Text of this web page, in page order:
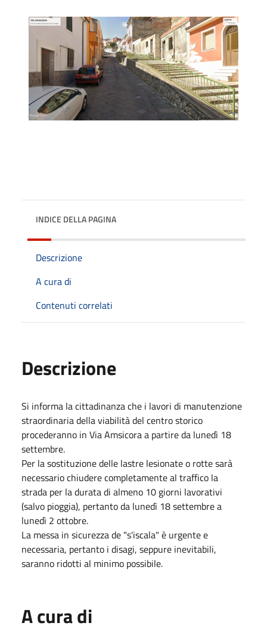
INDICE DELLA PAGINA
Descrizione
A cura di
Contenuti correlati
Descrizione
Si informa la cittadinanza che i lavori di manutenzione
straordinaria della viabilità del centro storico
procederanno in Via Amsicora a partire da lunedì 18
settembre.
Per la sostituzione delle lastre lesionate o rotte sarà
necessario chiudere completamente al traffico la
strada per la durata di almeno 10 giorni lavorativi
(salvo pioggia), pertanto da lunedì 18 settembre a
lunedì 2 ottobre.
La messa in sicurezza de "s'iscala" è urgente e
necessaria, pertanto i disagi, seppure inevitabili,
saranno ridotti al minimo possibile.
A cura di